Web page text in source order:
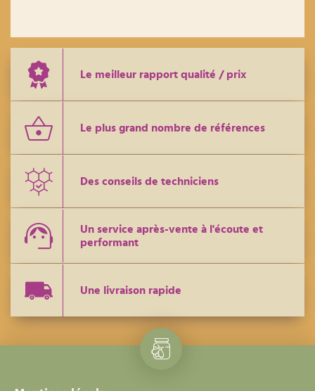
Le meilleur rapport qualité / prix
Le plus grand nombre de références
Des conseils de techniciens
Un service après-vente à l'écoute et
performant
Une livraison rapide